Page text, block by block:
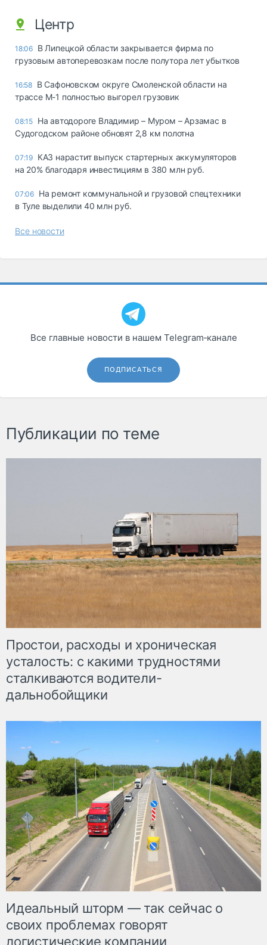
Центр
18:06 В Липецкой области закрывается фирма по
грузовым автоперевозкам после полутора лет убытков
16:58 В Сафоновском округе Смоленской области на
трассе М-1 полностью выгорел грузовик
08:15 На автодороге Владимир – Муром – Арзамас в
Судогодском районе обновят 2,8 км полотна
07:19 КАЗ нарастит выпуск стартерных аккумуляторов
на 20% благодаря инвестициям в 380 млн руб.
07:06 На ремонт коммунальной и грузовой спецтехники
в Туле выделили 40 млн руб.
Все новости
Все главные новости в нашем Telegram‑канале
ПОДПИСАТЬСЯ
Публикации по теме
Простои, расходы и хроническая
усталость: с какими трудностями
сталкиваются водители-
дальнобойщики
Идеальный шторм — так сейчас о
своих проблемах говорят
логистические компании